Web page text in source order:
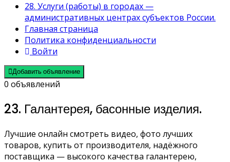
28. Услуги (работы) в городах —
административных центрах субъектов России.
Главная страница
Политика конфиденциальности
Войти
Добавить объявление
0 объявлений
23. Галантерея, басонные изделия.
Лучшие онлайн смотреть видео, фото лучших
товаров, купить от производителя, надёжного
поставщика — высокого качества галантерею,